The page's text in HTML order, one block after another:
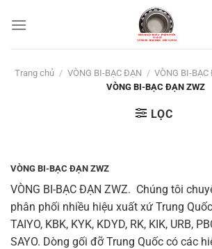
qua
Trang chủ / VÒNG BI-BẠC ĐẠN / VÒNG BI-BẠC
VÒNG BI-BẠC ĐẠN ZWZ
LỌC
VÒNG BI-BẠC ĐẠN ZWZ
VÒNG BI-BẠC ĐẠN ZWZ. Chúng tôi
phân phối nhiều hiệu xuất xứ Trung
TAIYO, KBK, KYK, KDYD, RK, KIK, URB,
SAYO. Dòng gối đỡ Trung Quốc có các